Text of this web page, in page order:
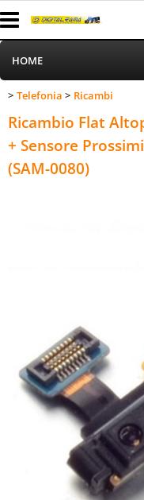
Categoria: HOME>
HOME
Informatica
Telefonia
Stampa
Illuminazione
Telefonia Ricambi
Ricambio Flat
+ Sensore
(SAM-0080)